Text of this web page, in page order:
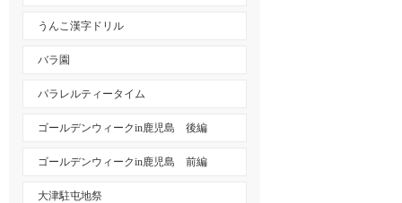
うんこ漢字ドリル
バラ園
パラレルティータイム
ゴールデンウィークin鹿児島 後編
ゴールデンウィークin鹿児島 前編
大津駐屯地祭